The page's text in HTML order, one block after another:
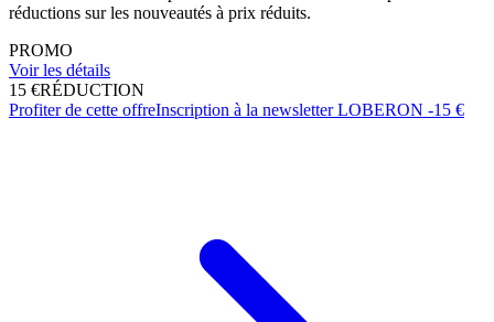
réductions sur les nouveautés à prix réduits.
PROMO
Voir les détails
15 €RÉDUCTION
Profiter de cette offreInscription à la newsletter LOBERON -15 €